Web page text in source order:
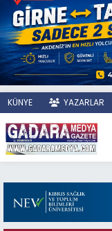
KÜNYE YAZARLAR